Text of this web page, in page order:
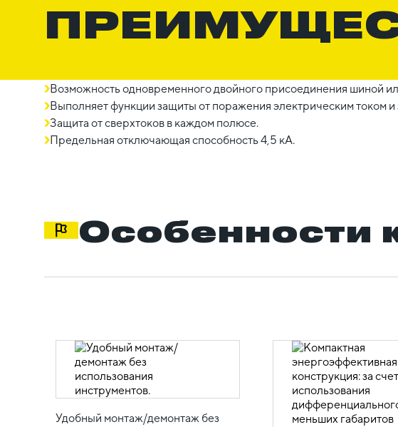
Возможность одновременного двойного присоединения шиной
Выполняет функции защиты от поражения электрическим током и
Защита от сверхтоков в каждом полюсе.
Предельная отключающая способность 4,5 кА.
Особенности
Удобный монтаж/демонтаж без